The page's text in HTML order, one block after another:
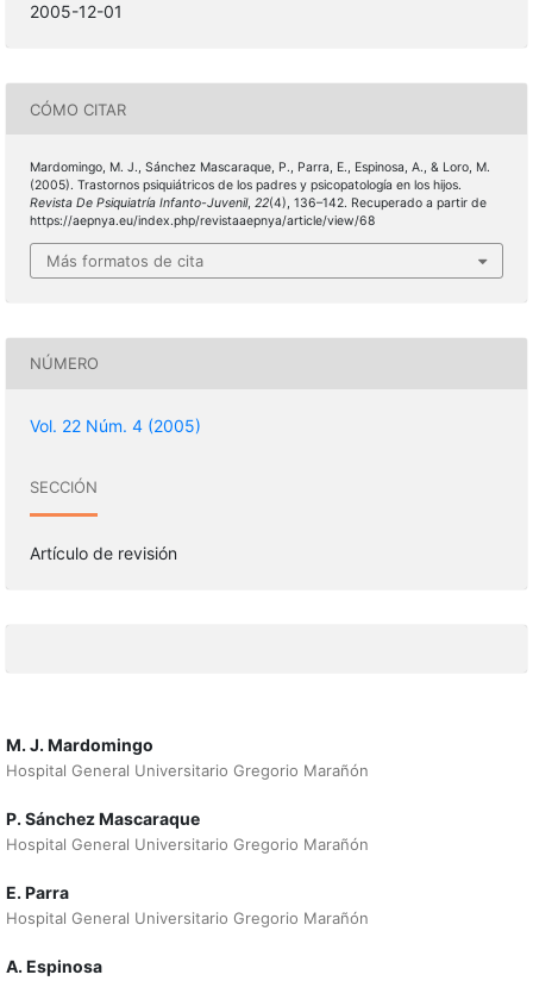
2005-12-01
CÓMO CITAR
Mardomingo, M. J., Sánchez Mascaraque, P., Parra, E., Espinosa, A., & Loro, M.
(2005). Trastornos psiquiátricos de los padres y psicopatología en los hijos.
Revista De Psiquiatría Infanto-Juvenil, 22(4), 136–142. Recuperado a partir de
https://aepnya.eu/index.php/revistaaepnya/article/view/68
Más formatos de cita
NÚMERO
Vol. 22 Núm. 4 (2005)
SECCIÓN
Artículo de revisión
M. J. Mardomingo
Hospital General Universitario Gregorio Marañón
P. Sánchez Mascaraque
Hospital General Universitario Gregorio Marañón
E. Parra
Hospital General Universitario Gregorio Marañón
A. Espinosa